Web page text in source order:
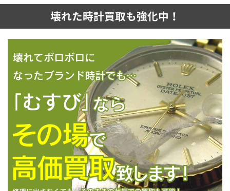
壊れた時計買取も強化中！